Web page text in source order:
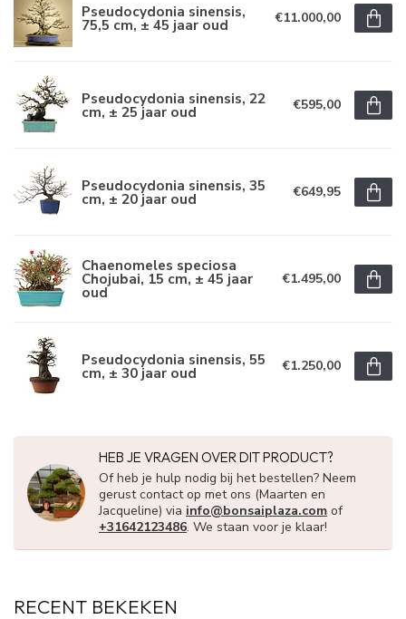
Pseudocydonia sinensis,
75,5 cm, ± 45 jaar oud €11.000,00
Pseudocydonia sinensis, 22
cm, ± 25 jaar oud €595,00
Pseudocydonia sinensis, 35
cm, ± 20 jaar oud €649,95
Chaenomeles speciosa
Chojubai, 15 cm, ± 45 jaar
oud
€1.495,00
Pseudocydonia sinensis, 55
cm, ± 30 jaar oud €1.250,00
HEB JE VRAGEN OVER DIT PRODUCT?
Of heb je hulp nodig bij het bestellen? Neem
gerust contact op met ons (Maarten en
Jacqueline) via info@bonsaiplaza.com of
+31642123486. We staan voor je klaar!
RECENT BEKEKEN